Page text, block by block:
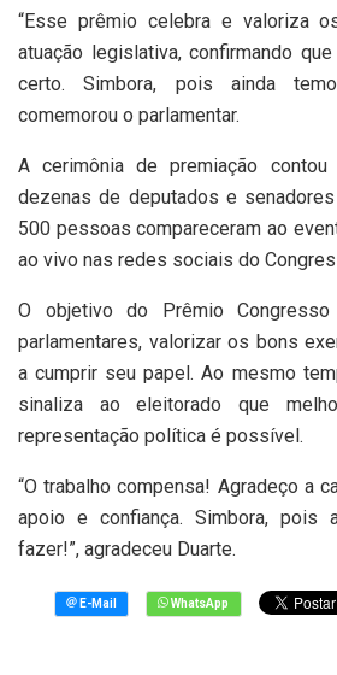
“Esse prêmio celebra e valoriza
atuação legislativa, confirmando
certo. Simbora, pois ainda
comemorou o parlamentar.
A cerimônia de premiação
dezenas de deputados e
500 pessoas compareceram ao
ao vivo nas redes sociais do
O objetivo do Prêmio
parlamentares, valorizar os bons
a cumprir seu papel. Ao mesmo
sinaliza ao eleitorado que
representação política é possível.
“O trabalho compensa! Agradeço a
apoio e confiança. Simbora, pois
fazer!”, agradeceu Duarte.